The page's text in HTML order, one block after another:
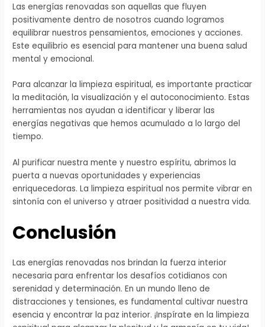
Las energías renovadas son aquellas que fluyen
positivamente dentro de nosotros cuando logramos
equilibrar nuestros pensamientos, emociones y acciones.
Este equilibrio es esencial para mantener una buena salud
mental y emocional.
Para alcanzar la limpieza espiritual, es importante practicar
la meditación, la visualización y el autoconocimiento. Estas
herramientas nos ayudan a identificar y liberar las
energías negativas que hemos acumulado a lo largo del
tiempo.
Al purificar nuestra mente y nuestro espíritu, abrimos la
puerta a nuevas oportunidades y experiencias
enriquecedoras. La limpieza espiritual nos permite vibrar en
sintonía con el universo y atraer positividad a nuestra vida.
Conclusión
Las energías renovadas nos brindan la fuerza interior
necesaria para enfrentar los desafíos cotidianos con
serenidad y determinación. En un mundo lleno de
distracciones y tensiones, es fundamental cultivar nuestra
esencia y encontrar la paz interior. ¡Inspírate en la limpieza